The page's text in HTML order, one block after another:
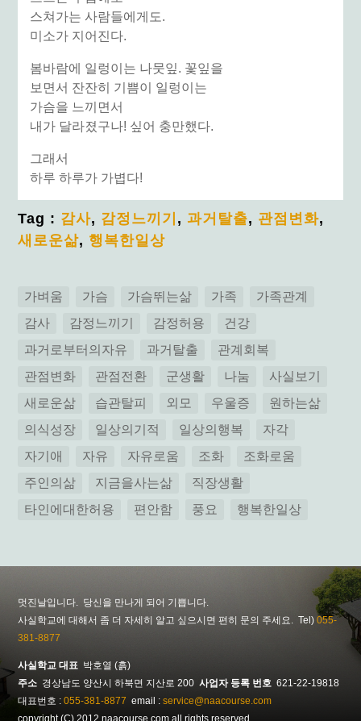
스쳐가는 사람들에게도.
미소가 지어진다.
봄바람에 일렁이는 나뭇잎. 꽃잎을
보면서 잔잔히 기쁨이 일렁이는
가슴을 느끼면서
내가 달라졌구나! 싶어 충만했다.
그래서
하루 하루가 가볍다!
Tag : 감사, 감정느끼기 , 과거탈출, 관점변화,
새로운삶, 행복한일상
가벼움 가슴 가슴뛰는삶 가족
가족관계
감사
감정느끼기 감정허용
건강
과거로부터의자유
과거탈출
관계회복
관점변화
관점전환 군생활 나눔
사실보기
새로운삶
습관탈피 외모 우울증
원하는삶
의식성장
일상의기적 일상의행복
자각
자기애
자유 자유로움 조화
조화로움
주인의삶
지금을사는삶
직장생활
타인에대한허용
편안함 풍요 행복한일상
멋진날입니다. 당신을 만나게 되어 기쁩니다.
사실학교에 대해서 좀 더 자세히 알고 싶으시면 편히 문의 주세요. Tel)055-
381-8877
사실학교 대표 박호열 (흙)
주소 경상남도 양산시 하북면 지산로 200사업자 등록 번호 621-22-19818
대표번호 :055-381-8877 email :service@naacourse.com